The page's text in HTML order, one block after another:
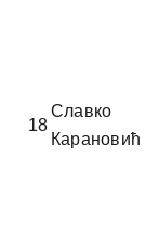
18
Славко
Карановић